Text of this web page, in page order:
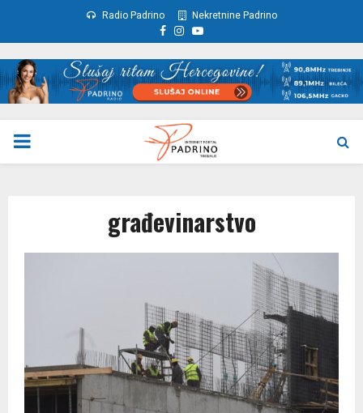
Radio Padrino Nekretnine Padrino
Facebook
Instagram
Youtube
PRIMARY
građevinarstvo